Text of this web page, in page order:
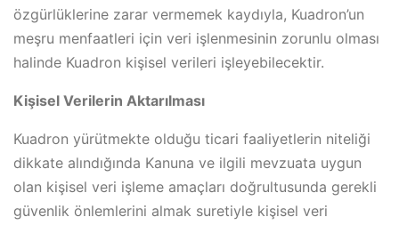
özgürlüklerine zarar vermemek kaydıyla, Kuadron’un
meşru menfaatleri için veri işlenmesinin zorunlu olması
halinde Kuadron kişisel verileri işleyebilecektir.
Kişisel Verilerin Aktarılması
Kuadron yürütmekte olduğu ticari faaliyetlerin niteliği
dikkate alındığında Kanuna ve ilgili mevzuata uygun
olan kişisel veri işleme amaçları doğrultusunda gerekli
güvenlik önlemlerini almak suretiyle kişisel veri